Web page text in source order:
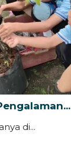
di...